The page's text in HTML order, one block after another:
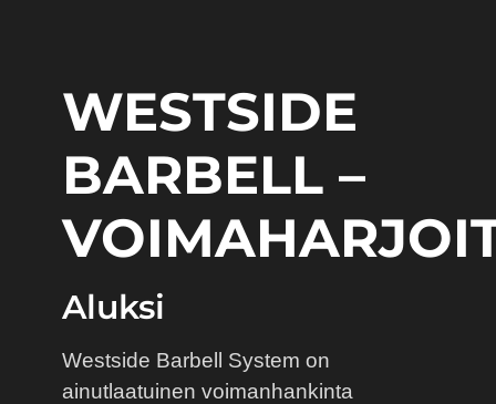
WESTSIDE
BARBELL –
Aluksi
Westside Barbell System on
ainutlaatuinen voimanhankinta